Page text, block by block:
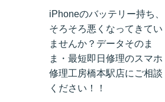
iPhoneのバッテリー持ち、
そろそろ悪くなってきてい
ませんか？データそのま
ま・最短即日修理のスマホ
修理工房橋本駅店にご相談
ください！！